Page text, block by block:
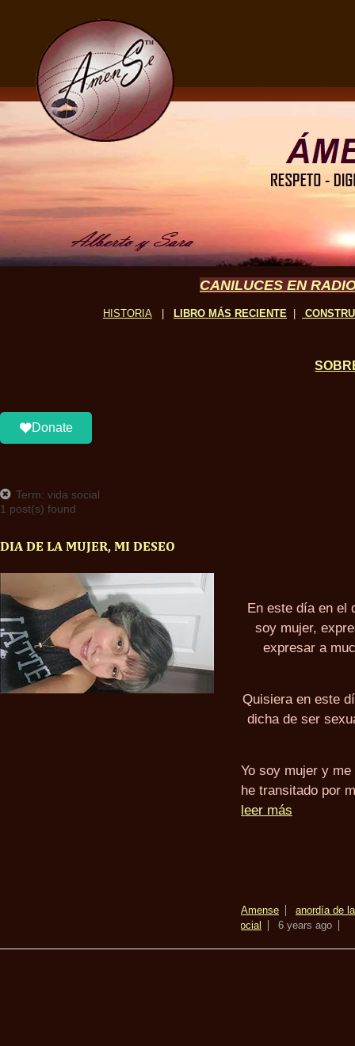
CANILUCES EN
HISTORIA LIBRO MÁS RECIENTE
Donate
Term: vida social
1 post(s) found
DIA DE LA MUJER, MI DESEO
En este día en el
soy mujer,
expresar a
Quisiera en este
dicha de ser
Yo soy mujer y
he transitado por
leer más
Amense anordía de
social
6 years ago